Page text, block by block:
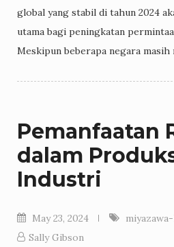
global yang stabil di tahun 2024
utama bagi peningkatan
Meskipun beberapa negara masih
Pemanfaatan
dalam
Industri
May 23, 2024
Sally Gibson